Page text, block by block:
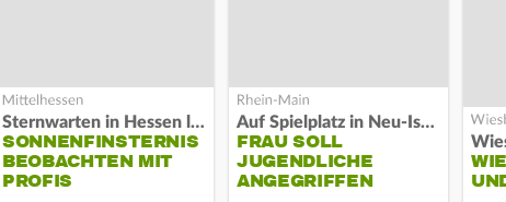
Sternwarten in Hessen laden ein
SONNENFINSTERNIS
BEOBACHTEN MIT
PROFIS
Auf Spielplatz in Neu-Isenburg
FRAU SOLL
JUGENDLICHE
ANGEGRIFFEN